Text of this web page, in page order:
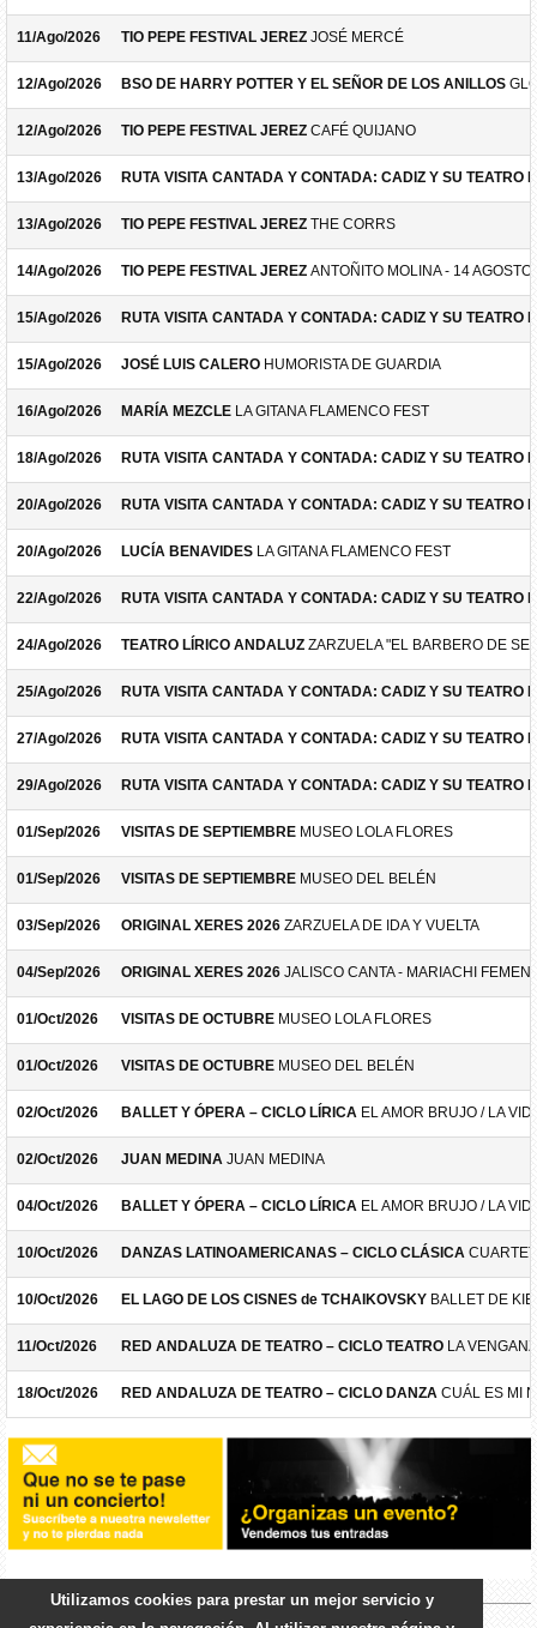
11/Ago/2026 TIO PEPE FESTIVAL JEREZ JOSÉ MERCÉ
12/Ago/2026 BSO DE HARRY POTTER Y EL SEÑOR DE LOS ANILLOS
12/Ago/2026 TIO PEPE FESTIVAL JEREZ CAFÉ QUIJANO
13/Ago/2026 RUTA VISITA CANTADA Y CONTADA: CADIZ Y SU TEATRO
13/Ago/2026 TIO PEPE FESTIVAL JEREZ THE CORRS
14/Ago/2026 TIO PEPE FESTIVAL JEREZ ANTOÑITO MOLINA - 14 AGOSTO
15/Ago/2026 RUTA VISITA CANTADA Y CONTADA: CADIZ Y SU TEATRO
15/Ago/2026 JOSÉ LUIS CALERO HUMORISTA DE GUARDIA
16/Ago/2026 MARÍA MEZCLE LA GITANA FLAMENCO FEST
18/Ago/2026 RUTA VISITA CANTADA Y CONTADA: CADIZ Y SU TEATRO
20/Ago/2026 RUTA VISITA CANTADA Y CONTADA: CADIZ Y SU TEATRO
20/Ago/2026 LUCÍA BENAVIDES LA GITANA FLAMENCO FEST
22/Ago/2026 RUTA VISITA CANTADA Y CONTADA: CADIZ Y SU TEATRO
24/Ago/2026 TEATRO LÍRICO ANDALUZ ZARZUELA "EL BARBERO DE
25/Ago/2026 RUTA VISITA CANTADA Y CONTADA: CADIZ Y SU TEATRO
27/Ago/2026 RUTA VISITA CANTADA Y CONTADA: CADIZ Y SU TEATRO
29/Ago/2026 RUTA VISITA CANTADA Y CONTADA: CADIZ Y SU TEATRO
01/Sep/2026 VISITAS DE SEPTIEMBRE MUSEO LOLA FLORES
01/Sep/2026 VISITAS DE SEPTIEMBRE MUSEO DEL BELÉN
03/Sep/2026 ORIGINAL XERES 2026 ZARZUELA DE IDA Y VUELTA
04/Sep/2026 ORIGINAL XERES 2026 JALISCO CANTA - MARIACHI
01/Oct/2026 VISITAS DE OCTUBRE MUSEO LOLA FLORES
01/Oct/2026 VISITAS DE OCTUBRE MUSEO DEL BELÉN
02/Oct/2026 BALLET Y ÓPERA – CICLO LÍRICA EL AMOR BRUJO / LA
02/Oct/2026 JUAN MEDINA JUAN MEDINA
04/Oct/2026 BALLET Y ÓPERA – CICLO LÍRICA EL AMOR BRUJO / LA
10/Oct/2026 DANZAS LATINOAMERICANAS – CICLO CLÁSICA
10/Oct/2026 EL LAGO DE LOS CISNES de TCHAIKOVSKY BALLET DE
11/Oct/2026 RED ANDALUZA DE TEATRO – CICLO TEATRO LA
18/Oct/2026 RED ANDALUZA DE TEATRO – CICLO DANZA CUÁL ES MI
Utilizamos cookies para prestar un mejor servicio y